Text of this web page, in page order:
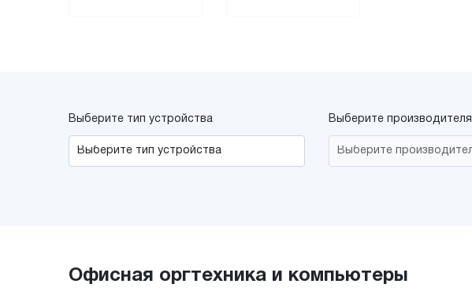
Выберите тип устройства Выберите производителя
Офисная оргтехника и компьютеры